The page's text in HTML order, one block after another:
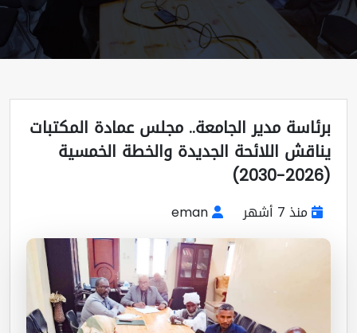
مدير الجامعة.. مجلس عمادة المكتبات
اللائحة الجديدة والخطة الخمسية
منذ 7 أشهر eman